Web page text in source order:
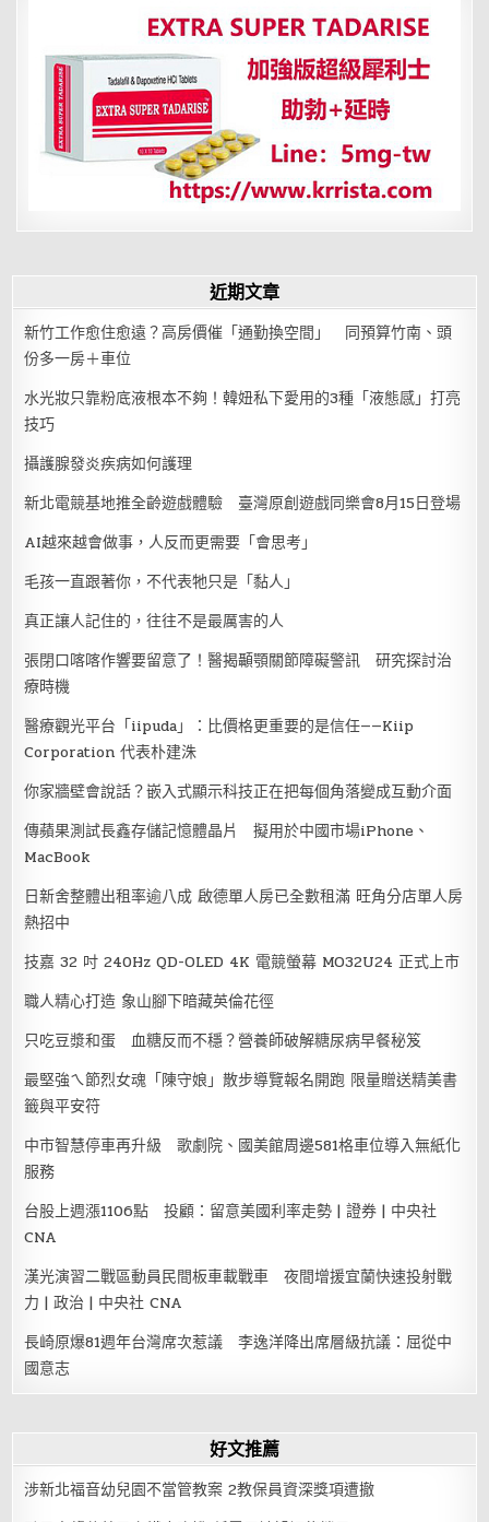
清
熱
去
濕
的
食
物
近期文章
新竹工作愈住愈遠？高房價催「通勤換空間」 同預算竹南、頭
份多一房＋車位
水光妝只靠粉底液根本不夠！韓妞私下愛用的3種「液態感」打亮
技巧
攝護腺發炎疾病如何護理
新北電競基地推全齡遊戲體驗 臺灣原創遊戲同樂會8月15日登場
AI越來越會做事，人反而更需要「會思考」
毛孩一直跟著你，不代表牠只是「黏人」
真正讓人記住的，往往不是最厲害的人
張閉口喀喀作響要留意了！醫揭顳顎關節障礙警訊 研究探討治
療時機
醫療觀光平台「iipuda」：比價格更重要的是信任——Kiip
Corporation 代表朴建洙
你家牆壁會說話？嵌入式顯示科技正在把每個角落變成互動介面
傳蘋果測試長鑫存儲記憶體晶片 擬用於中國市場iPhone、
MacBook
日新舍整體出租率逾八成 啟德單人房已全數租滿 旺角分店單人房
熱招中
技嘉 32 吋 240Hz QD-OLED 4K 電競螢幕 MO32U24 正式上市
職人精心打造 象山腳下暗藏英倫花徑
只吃豆漿和蛋 血糖反而不穩？營養師破解糖尿病早餐秘笈
最堅強ㄟ節烈女魂「陳守娘」散步導覽報名開跑 限量贈送精美書
籤與平安符
中市智慧停車再升級 歌劇院、國美館周邊581格車位導入無紙化
服務
台股上週漲1106點 投顧：留意美國利率走勢 | 證券 | 中央社
CNA
漢光演習二戰區動員民間板車載戰車 夜間增援宜蘭快速投射戰
力 | 政治 | 中央社 CNA
長崎原爆81週年台灣席次惹議 李逸洋降出席層級抗議：屈從中
國意志
好文推薦
涉新北福音幼兒園不當管教案 2教保員資深獎項遭撤